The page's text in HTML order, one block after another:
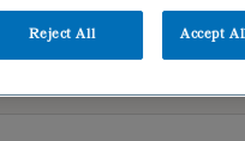
literatuur
Reject All Accept